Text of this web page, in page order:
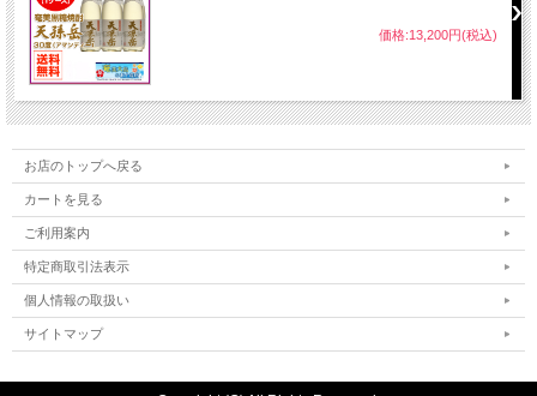
価格:13,200円(税込)
お店のトップへ戻る
カートを見る
ご利用案内
特定商取引法表示
個人情報の取扱い
サイトマップ